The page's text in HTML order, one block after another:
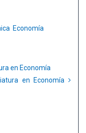
Economía
en Economía
en Economía